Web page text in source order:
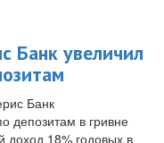
Банк увеличил
Банк
депозитам в гривне
18% годовых в